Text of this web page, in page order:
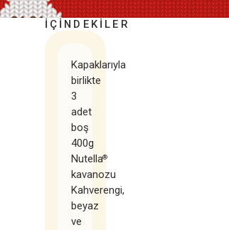
İÇİNDEKİLER
Kapaklarıyla
birlikte
3
adet
boş
400g
Nutella®
kavanozu
Kahverengi,
beyaz
ve